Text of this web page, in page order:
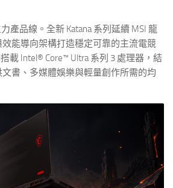
產品線。全新 Katana 系列延續 MSI 龍
能導向架構打造穩定可靠的主流電競
載 Intel® Core™ Ultra 系列 3 處理器，結
書、多媒體娛樂與輕量創作所需的均